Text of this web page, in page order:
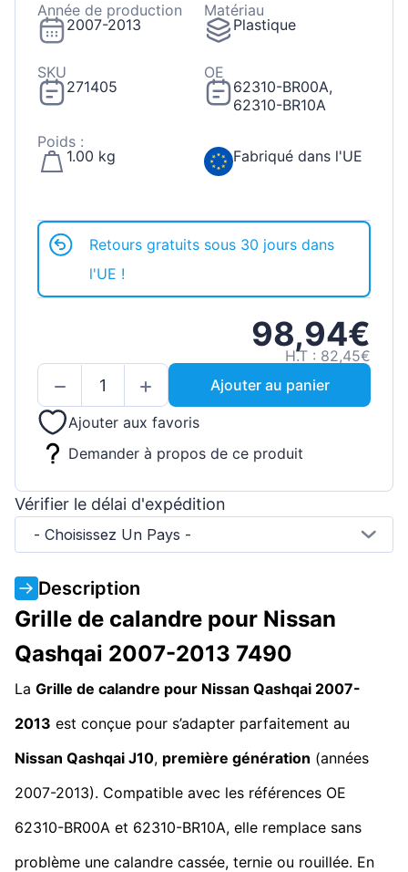
Année de production
2007-2013
Matériau
Plastique
SKU
271405
OE
62310-BR00A,
62310-BR10A
Poids :
1.00 kg
Fabriqué dans l'UE
Retours gratuits sous 30 jours dans
l'UE !
98,94€
H.T : 82,45€
Ajouter au panier
Ajouter aux favoris
Demander à propos de ce produit
Vérifier le délai d'expédition
- Choisissez Un Pays -
Description
Grille de calandre pour Nissan
Qashqai 2007-2013 7490
La Grille de calandre pour Nissan Qashqai 2007-
2013 est conçue pour s’adapter parfaitement au
Nissan Qashqai J10, première génération (années
2007-2013). Compatible avec les références OE
62310-BR00A et 62310-BR10A, elle remplace sans
problème une calandre cassée, ternie ou rouillée. En